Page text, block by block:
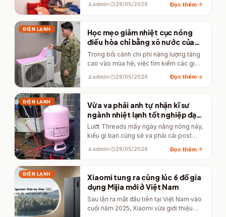
personadmin schedule29/05/2026 Đọc thêm arrow_forward
ĐIỆN LẠNH
Học mẹo giảm nhiệt cục nóng
điều hòa chỉ bằng xô nước của
quân đội Nhật
Trong bối cảnh chi phí năng lượng tăng
cao vào mùa hè, việc tìm kiếm các giải
personadmin schedule29/05/2026 Đọc thêm arrow_forward
ĐIỆN LẠNH
Vừa va phải anh tự nhận kĩ sư
ngành nhiệt lạnh tốt nghiệp đại
học Bách Khoa Hà Nội phán về
gas điều hòa
Lướt Threads mấy ngày nắng nóng này,
kiểu gì bạn cũng sẽ va phải cái post
personadmin schedule29/05/2026 Đọc thêm arrow_forward
ĐIỆN LẠNH
Xiaomi tung ra cùng lúc 6 đồ gia
dụng Mijia mới ở Việt Nam
Sau lần ra mắt đầu tiên tại Việt Nam vào
cuối năm 2025, Xiaomi vừa giới thiệu